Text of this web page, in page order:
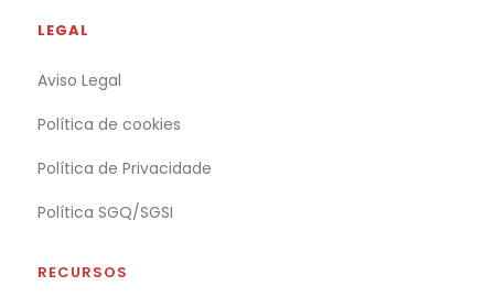
LEGAL
Aviso Legal
Política de cookies
Política de Privacidade
Política SGQ/SGSI
RECURSOS